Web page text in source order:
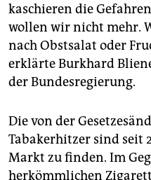
kaschieren die
wollen wir nicht mehr.
nach Obstsalat oder
erklärte Burkhard
der Bundesregierung.
Die von der
Tabakerhitzer sind seit
Markt zu finden. Im
herkömmlichen